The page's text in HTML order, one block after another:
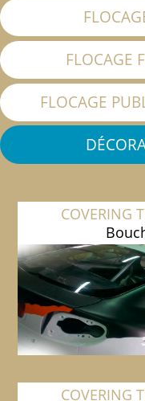
FLOCAGE
FLOCAGE
COVERING
COVERING